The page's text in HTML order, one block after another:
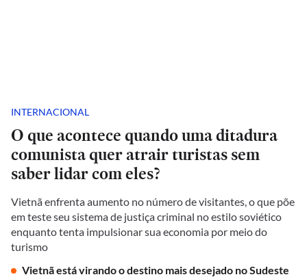
INTERNACIONAL
O que acontece quando uma ditadura
comunista quer atrair turistas sem
saber lidar com eles?
Vietnã enfrenta aumento no número de visitantes, o que põe
em teste seu sistema de justiça criminal no estilo soviético
enquanto tenta impulsionar sua economia por meio do
turismo
Vietnã está virando o destino mais desejado no Sudeste